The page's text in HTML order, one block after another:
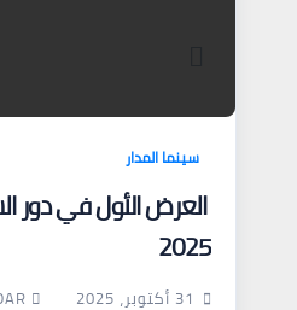
سينما المدار
العرض الأول في دور
2025
31 أكتوبر، 2025